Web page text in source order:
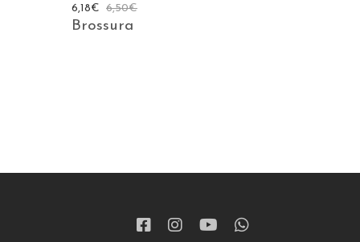
6,50€
6,18€
Brossura